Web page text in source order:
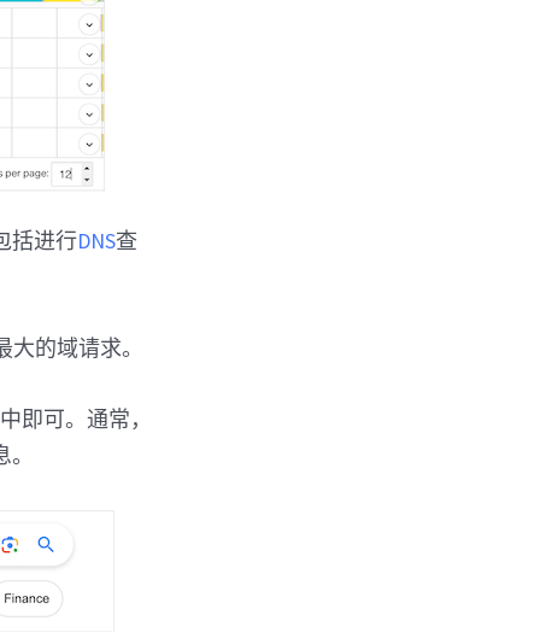
括进行DNS查
的域请求。
即可。通常，